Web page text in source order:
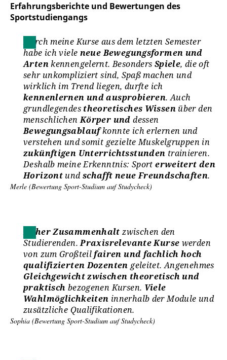
Erfahrungsberichte und Bewertungen des
Sportstudiengangs
Durch meine Kurse aus dem letzten Semester
habe ich viele neue Bewegungsformen und
Artenkennengelernt. Besonders Spiele, die oft
sehr unkompliziert sind, Spaß machen und
wirklich im Trend liegen, durfte ich
kennenlernen und ausprobieren. Auch
grundlegendes theoretisches Wissen über den
menschlichenKörper und dessen
Bewegungsablaufkonnte ich erlernen und
verstehen und somit gezielte Muskelgruppen in
zukünftigen Unterrichtsstunden trainieren.
Deshalb meine Erkenntnis: Sporterweitert den
Horizont undschafft neue Freundschaften.
Merle (Bewertung Sport-Studium auf Studycheck)
Hoher Zusammenhaltzwischen den
Studierenden.Praxisrelevante Kurse werden
von zum Großteilfairen und fachlich hoch
qualifizierten Dozenten geleitet. Angenehmes
Gleichgewicht zwischen theoretisch und
praktisch bezogenen Kursen. Viele
Wahlmöglichkeiten innerhalb der Module und
zusätzliche Qualifikationen.
Sophia (Bewertung Sport-Studium auf Studycheck)